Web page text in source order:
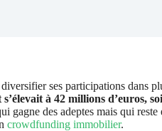
ses participations dans
à 42 millions d’euros,
gagne des adeptes mais qui
crowdfunding immobilier.